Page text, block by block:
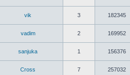
vik 3 182345
vadim 2 169952
sanjuka 1 156376
Cross 7 257032